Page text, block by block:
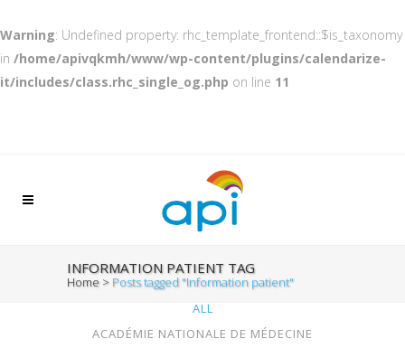
Warning: Undefined property: rhc_template_frontend::$is_taxonomy
in /home/apivqkmh/www/wp-content/plugins/calendarize-
it/includes/class.rhc_single_og.php on line 11
INFORMATION PATIENT TAG
Home > Posts tagged "Information patient"
ALL
ACADÉMIE NATIONALE DE MÉDECINE